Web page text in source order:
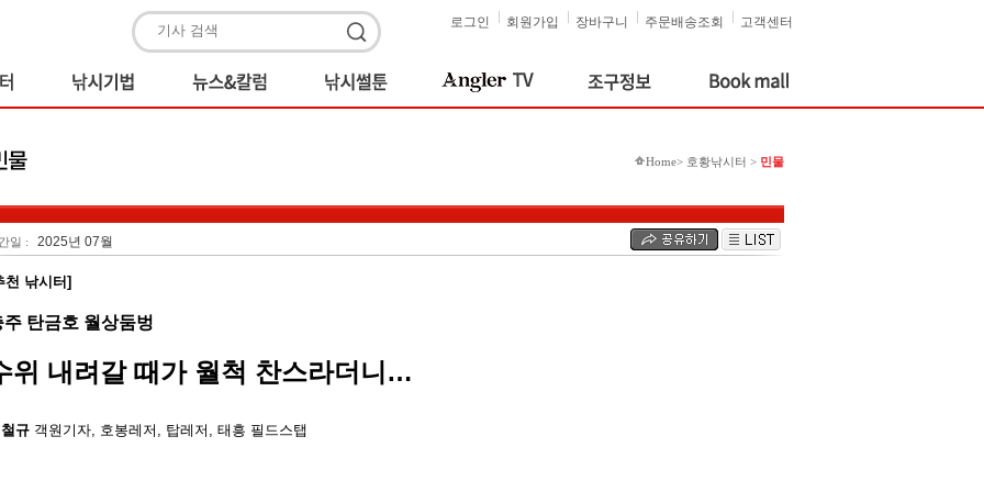
고객센터
주문배송조회
장바구니
회원가입
로그인
Home> 호황낚시터 > 민물
일 : 2025년 07월